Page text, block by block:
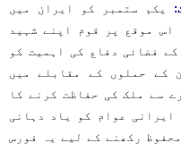
یکم ستمبر کو ایران میں
اس موقع پر قوم اپنے شہید
فضائی دفاع کی اہمیت کو
کے حملوں کے مقابلے میں
سے ملک کی حفاظت کرنے کا
عوام کو یاد دہانی
رکھنے کے لیے یہ فورس